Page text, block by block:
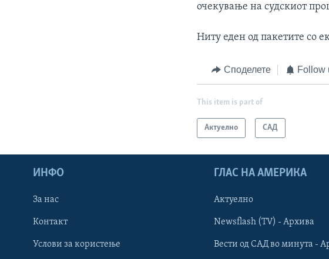
Learning English
очекување на судскиот
Ниту еден од пакетите со
Споделете Follow
This item is part of
Актуелно САД
ИНФО
За нас
Контакт
Услови за користење
ГЛАС НА АМЕРИКА
Актуелно
Newsflash (TV) - Архива
Вести од САД во минута -